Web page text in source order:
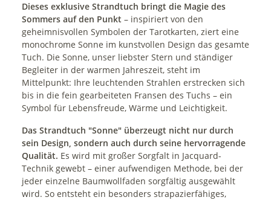
Dieses exklusive Strandtuch bringt die Magie des
Sommers auf den Punkt – inspiriert von den
geheimnisvollen Symbolen der Tarotkarten, ziert eine
monochrome Sonne im kunstvollen Design das gesamte
Tuch. Die Sonne, unser liebster Stern und ständiger
Begleiter in der warmen Jahreszeit, steht im
Mittelpunkt: Ihre leuchtenden Strahlen erstrecken sich
bis in die fein gearbeiteten Fransen des Tuchs – ein
Symbol für Lebensfreude, Wärme und Leichtigkeit.
Das Strandtuch "Sonne" überzeugt nicht nur durch
sein Design, sondern auch durch seine hervorragende
Qualität. Es wird mit großer Sorgfalt in Jacquard-
Technik gewebt – einer aufwendigen Methode, bei der
jeder einzelne Baumwollfaden sorgfältig ausgewählt
wird. So entsteht ein besonders strapazierfähiges,